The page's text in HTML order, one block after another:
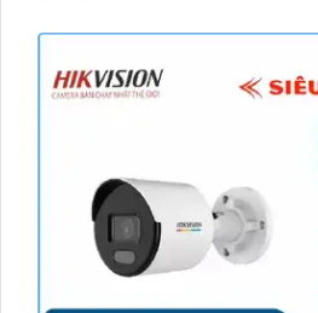
giúp bạn có được hình ảnh sắc nét
mọi điều kiện thời tiết. Hơn nữa,
phép bạn quan sát trong điều kiện
bảo an ninh 24/7. Sản phẩm này